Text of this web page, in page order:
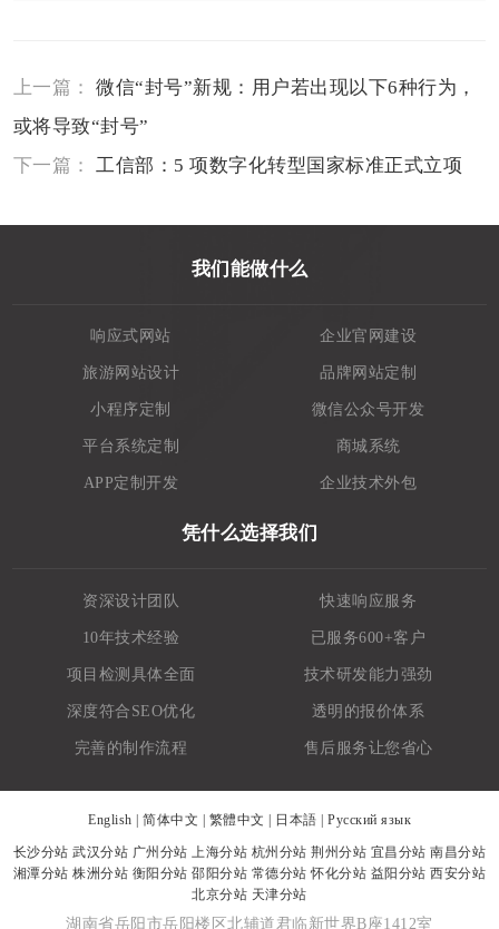
上一篇：微信“封号”新规：用户若出现以下6种行为，
或将导致“封号”
下一篇：工信部：5 项数字化转型国家标准正式立项
我们能做什么
响应式网站 企业官网建设
旅游网站设计 品牌网站定制
小程序定制 微信公众号开发
平台系统定制 商城系统
APP定制开发 企业技术外包
凭什么选择我们
资深设计团队 快速响应服务
10年技术经验 已服务600+客户
项目检测具体全面 技术研发能力强劲
深度符合SEO优化 透明的报价体系
完善的制作流程 售后服务让您省心
English 简体中文 繁體中文 日本語 Русский язык
长沙分站 武汉分站 广州分站 上海分站 杭州分站 荆州分站 宜昌分站 南昌分站
湘潭分站 株洲分站 衡阳分站 邵阳分站 常德分站 怀化分站 益阳分站 西安分站
北京分站 天津分站
湖南省岳阳市岳阳楼区北辅道君临新世界B座1412室